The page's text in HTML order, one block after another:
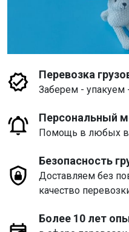
Перевозка
Заберем - упакуем
Персональный
Помощь в любых
Безопасность
Доставляем без
качество
Более 10 лет